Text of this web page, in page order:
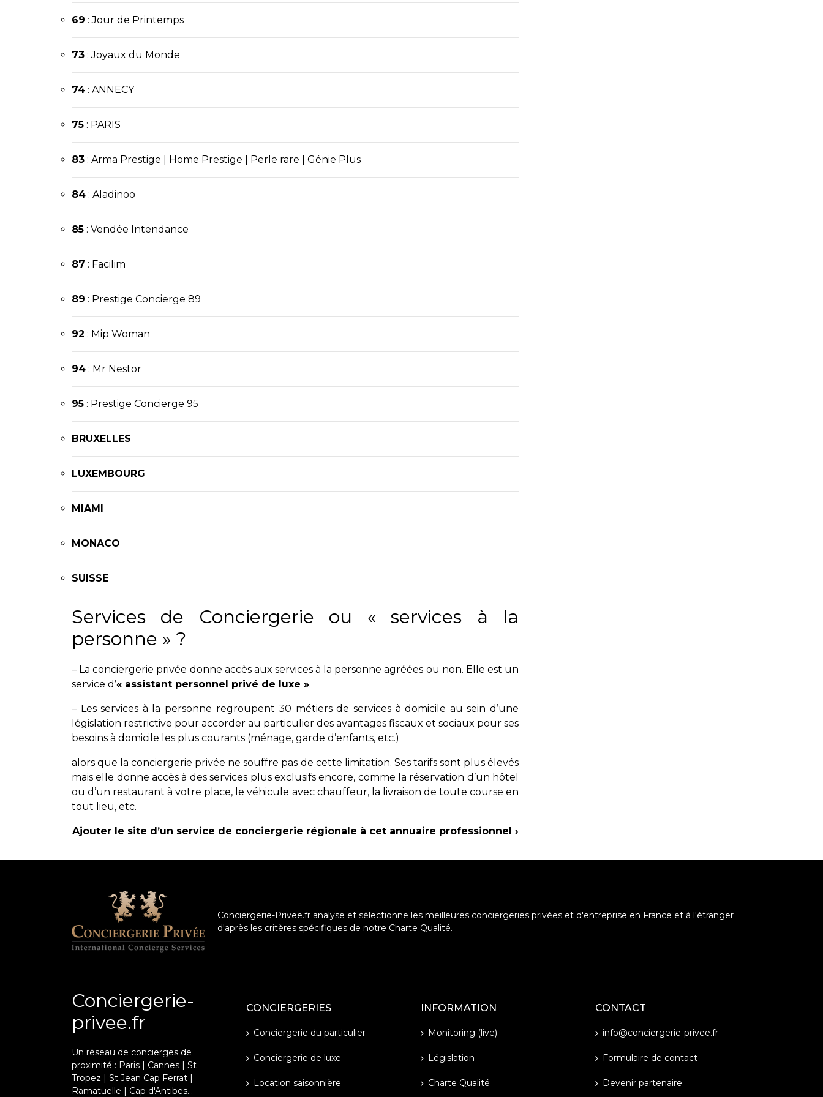
69 : Jour de Printemps
73 :Joyaux du Monde
74 : ANNECY
75 : PARIS
83 : Arma Prestige | Home Prestige | Perle rare | Génie Plus
84 : Aladinoo
85 : Vendée Intendance
87 : Facilim
89 : Prestige Concierge 89
92 : Mip Woman
94 : Mr Nestor
95 : Prestige Concierge 95
BRUXELLES
LUXEMBOURG
MIAMI
MONACO
SUISSE
Services de Conciergerie ou « services à la
personne » ?
– La conciergerie privée donne accès aux services à la personne agréées ou non. Elle est un
service d’« assistant personnel privé de luxe ».
– Les services à la personne regroupent 30 métiers de services à domicile au sein d’une
législation restrictive pour accorder au particulier des avantages fiscaux et sociaux pour ses
besoins à domicile les plus courants (ménage, garde d’enfants, etc.)
alors que la conciergerie privée ne souffre pas de cette limitation. Ses tarifs sont plus élevés
mais elle donne accès à des services plus exclusifs encore, comme la réservation d’un hôtel
ou d’un restaurant à votre place, le véhicule avec chauffeur, la livraison de toute course en
tout lieu, etc.
Ajouter le site d’un service de conciergerie régionale à cet annuaire professionnel ›
Conciergerie-Privee.fr analyse et sélectionne les meilleures conciergeries privées et d'entreprise en France et à l'étranger
d'après les critères spécifiques de notre Charte Qualité.
Conciergerie-
privee.fr
Un réseau de concierges de
proximité : Paris | Cannes | St
Tropez | St Jean Cap Ferrat |
Ramatuelle | Cap d'Antibes...
CONCIERGERIES
Conciergerie du particulier
Conciergerie de luxe
Location saisonnière
INFORMATION
Monitoring (live)
Législation
Charte Qualité
CONTACT
info@conciergerie-privee.fr
Formulaire de contact
Devenir partenaire